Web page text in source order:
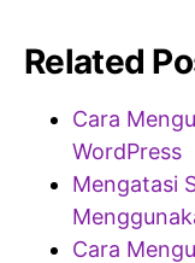
Related
Cara
WordPress
Mengatasi
Cara